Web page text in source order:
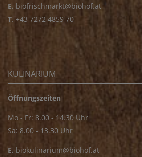
E. biofrischmarkt@biohof.at
T. +43 7272 4859 70
KULINARIUM
Öffnungszeiten
Mo - Fr: 8.00 - 14.30 Uhr
Sa: 8.00 - 13.30 Uhr
E. biokulinarium@biohof.at